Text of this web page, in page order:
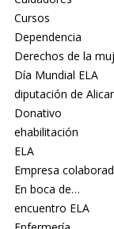
Cursos
Dependencia
Derechos de la
Día Mundial ELA
diputación de
Donativo
ehabilitación
ELA
Empresa
En boca de…
encuentro ELA